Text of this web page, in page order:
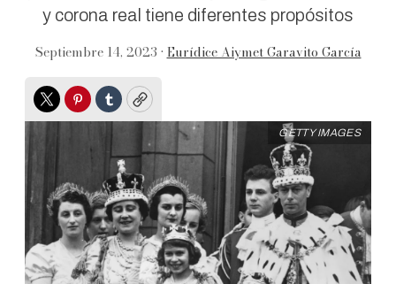
y corona real tiene diferentes propósitos
Septiembre 14, 2023 • Eurídice Aiymet Garavito García
TwitterPinterest
TumblrCopy
GETTY IMAGES